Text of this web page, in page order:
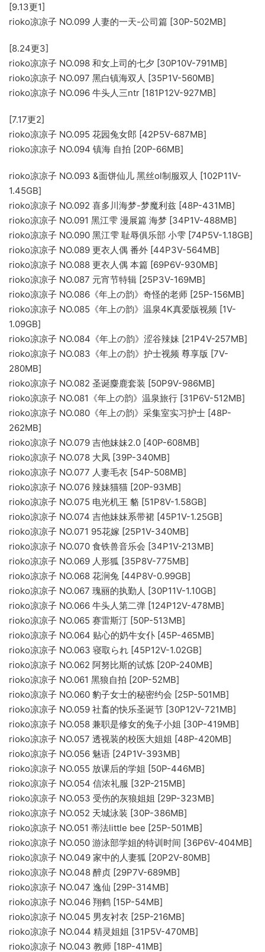
[9.13更1]
rioko凉凉子 NO.099 人妻的一天-公司篇 [30P-502MB]
[8.24更3]
rioko凉凉子 NO.098 和女上司的七夕 [30P10V-791MB]
rioko凉凉子 NO.097 黑白镇海双人 [35P1V-560MB]
rioko凉凉子 NO.096 牛头人三ntr [181P12V-927MB]
[7.17更2]
rioko凉凉子 NO.095 花园兔女郎 [42P5V-687MB]
rioko凉凉子 NO.094 镇海 自拍 [20P-66MB]
rioko凉凉子 NO.093 &面饼仙儿 黑丝ol制服双人 [102P11V-
1.45GB]
rioko凉凉子 NO.092 喜多川海梦-梦魔利兹 [48P-431MB]
rioko凉凉子 NO.091 黑江雫 漫展篇 海梦 [34P1V-488MB]
rioko凉凉子 NO.090 黑江雫 耻辱俱乐部 小雫 [74P5V-1.18GB]
rioko凉凉子 NO.089 更衣人偶 番外 [44P3V-564MB]
rioko凉凉子 NO.088 更衣人偶 本篇 [69P6V-930MB]
rioko凉凉子 NO.087 元宵节特辑 [25P3V-169MB]
rioko凉凉子 NO.086《年上の韵》奇怪的老师 [25P-156MB]
rioko凉凉子 NO.085《年上の韵》温泉4K真爱版视频 [1V-
1.09GB]
rioko凉凉子 NO.084《年上の韵》涩谷辣妹 [21P4V-257MB]
rioko凉凉子 NO.083《年上の韵》护士视频 尊享版 [7V-
280MB]
rioko凉凉子 NO.082 圣诞麋鹿套装 [50P9V-986MB]
rioko凉凉子 NO.081《年上の韵》温泉旅行 [31P6V-512MB]
rioko凉凉子 NO.080《年上の韵》采集室实习护士 [48P-
262MB]
rioko凉凉子 NO.079 吉他妹妹2.0 [40P-608MB]
rioko凉凉子 NO.078 大凤 [39P-340MB]
rioko凉凉子 NO.077 人妻毛衣 [54P-508MB]
rioko凉凉子 NO.076 辣妹猫猫 [20P-93MB]
rioko凉凉子 NO.075 电光机王 貉 [51P8V-1.58GB]
rioko凉凉子 NO.074 吉他妹妹系带裙 [45P1V-1.25GB]
rioko凉凉子 NO.071 95花嫁 [25P1V-340MB]
rioko凉凉子 NO.070 食铁兽音乐会 [34P1V-213MB]
rioko凉凉子 NO.069 人形狐 [35P8V-775MB]
rioko凉凉子 NO.068 花涧兔 [44P8V-0.99GB]
rioko凉凉子 NO.067 瑰丽的执勤人 [30P11V-1.10GB]
rioko凉凉子 NO.066 牛头人第二弹 [124P12V-478MB]
rioko凉凉子 NO.065 赛雷斯汀 [50P-513MB]
rioko凉凉子 NO.064 贴心的奶牛女仆 [45P-465MB]
rioko凉凉子 NO.063 寝取られ [45P12V-1.02GB]
rioko凉凉子 NO.062 阿努比斯的试炼 [20P-240MB]
rioko凉凉子 NO.061 黑狼自拍 [20P-52MB]
rioko凉凉子 NO.060 豹子女士的秘密约会 [25P-501MB]
rioko凉凉子 NO.059 社畜的快乐圣诞节 [30P12V-721MB]
rioko凉凉子 NO.058 兼职是修女的兔子小姐 [30P-419MB]
rioko凉凉子 NO.057 透视装的校医大姐姐 [48P-420MB]
rioko凉凉子 NO.056 魅语 [24P1V-393MB]
rioko凉凉子 NO.055 放课后的学姐 [50P-446MB]
rioko凉凉子 NO.054 信浓礼服 [32P-215MB]
rioko凉凉子 NO.053 受伤的灰狼姐姐 [29P-323MB]
rioko凉凉子 NO.052 天城泳装 [30P-386MB]
rioko凉凉子 NO.051 蒂法little bee [25P-501MB]
rioko凉凉子 NO.050 游泳部学姐的特训时间 [36P6V-404MB]
rioko凉凉子 NO.049 家中的人妻狐 [20P2V-80MB]
rioko凉凉子 NO.048 醉贞 [29P7V-689MB]
rioko凉凉子 NO.047 逸仙 [29P-314MB]
rioko凉凉子 NO.046 翔鹤 [15P-54MB]
rioko凉凉子 NO.045 男友衬衣 [25P-216MB]
rioko凉凉子 NO.044 精灵姐姐 [31P5V-470MB]
rioko凉凉子 NO.043 教师 [18P-41MB]